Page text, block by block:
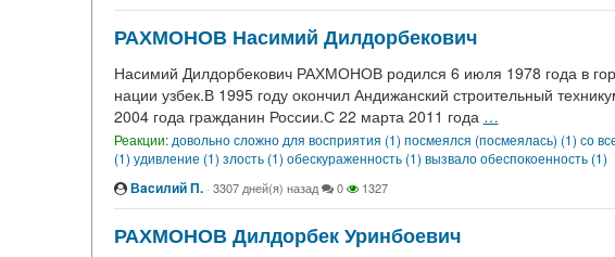
РАХМОНОВ Насимий Дилдорбекович
Насимий Дилдорбекович РАХМОНОВ родился 6 июля 1978 года в
нации узбек.В 1995 году окончил Андижанский строительный
2004 года гражданин России.С 22 марта 2011 года …
Реакции: довольно сложно для восприятия (1) посмеялся (посмеялась) (1) со
(1) удивление (1) злость (1) обескураженность (1) вызвало обеспокоенность (1)
Вacилий П. · 3307 дней(я) назад 0 1327
РАХМОНОВ Дилдорбек Уринбоевич